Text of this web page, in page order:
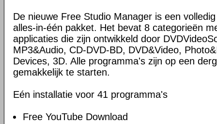
De nieuwe Free Studio Manager is een
alles-in-één pakket. Het bevat 8 categorieën
applicaties die zijn ontwikkeld door
MP3&Audio, CD-DVD-BD, DVD&Video,
Devices, 3D. Alle programma's zijn op een
gemakkelijk te starten.
Eén installatie voor 41 programma's
Free YouTube Download